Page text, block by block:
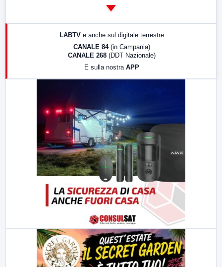
LABTV e anche sul digitale terrestre
CANALE 84 (in Campania)
CANALE 268 (DDT Nazionale)
E sulla nostra APP